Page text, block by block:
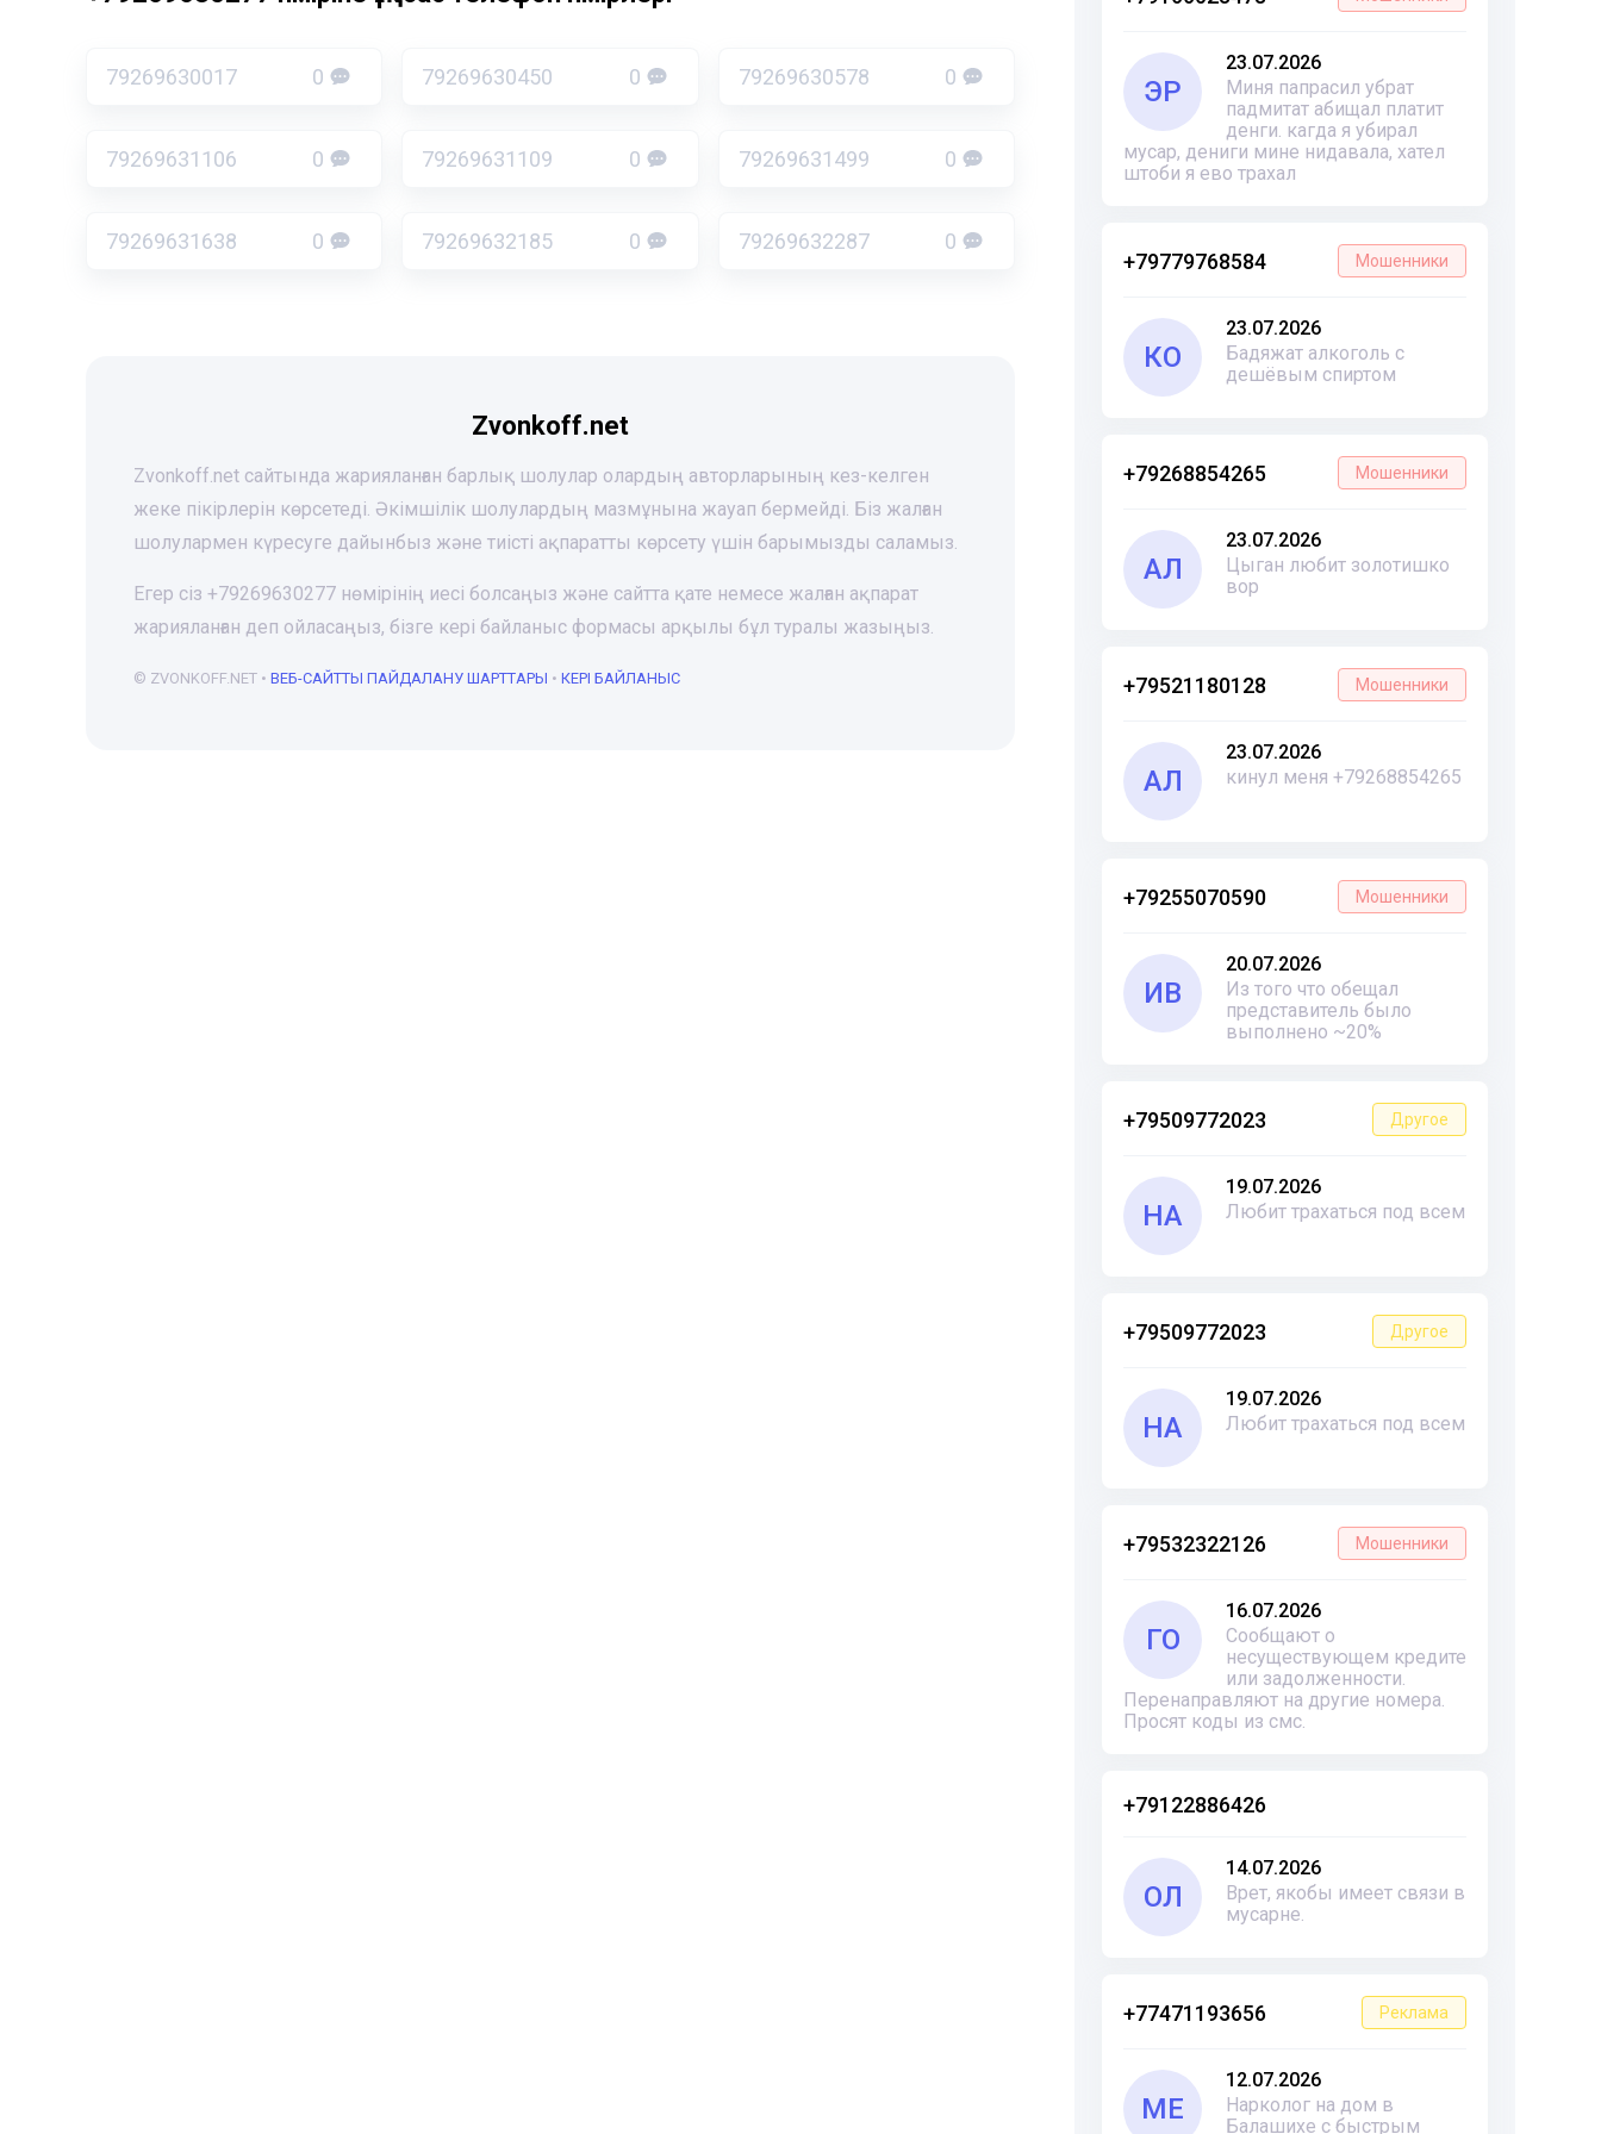
ЭР
23.07.2026
Миня папрасил убрат
падмитат абищал платит
денги. кагда я убирал
мусар, дениги мине нидавала, хател
штоби я ево трахал
+79779768584 Мошенники
КО
23.07.2026
Бадяжат алкоголь с
дешёвым спиртом
+79268854265 Мошенники
АЛ
23.07.2026
Цыган любит золотишко
вор
+79521180128 Мошенники
АЛ
23.07.2026
кинул меня +79268854265
+79255070590 Мошенники
ИВ
20.07.2026
Из того что обещал
представитель было
выполнено ~20%
+79509772023 Другое
НА
19.07.2026
Любит трахаться под всем
+79509772023 Другое
НА
19.07.2026
Любит трахаться под всем
+79532322126 Мошенники
ГО
16.07.2026
Сообщают о
несуществующем кредите
или задолженности.
Перенаправляют на другие номера.
Просят коды из смс.
+79122886426
ОЛ
14.07.2026
Врет, якобы имеет связи в
мусарне.
+77471193656 Реклама
ME
12.07.2026
Нарколог на дом в
Балашихе с быстрым
79269630017 0 79269630450 0 79269630578 0
79269631106 0 79269631109 0 79269631499 0
79269631638 0 79269632185 0 79269632287 0
Zvonkoff.net
Zvonkoff.net сайтында жарияланған барлық шолулар олардың авторларының кез-келген
жеке пікірлерін көрсетеді. Әкімшілік шолулардың мазмұнына жауап бермейді. Біз жалған
шолулармен күресуге дайынбыз және тиісті ақпаратты көрсету үшін барымызды саламыз.
Егер сіз +79269630277 нөмірінің иесі болсаңыз және сайтта қате немесе жалған ақпарат
жарияланған деп ойласаңыз, бізге кері байланыс формасы арқылы бұл туралы жазыңыз.
© ZVONKOFF.NET • ВЕБ-CАЙТТЫ ПАЙДАЛАНУ ШАРТТАРЫ • КЕРІ БАЙЛАНЫС